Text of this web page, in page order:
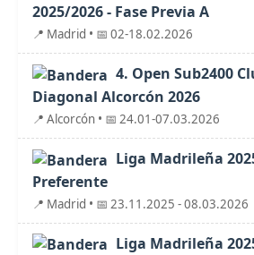
2025/2026 - Fase Previa A
📍 Madrid • 📅 02-18.02.2026
4. Open Sub2400
Diagonal Alcorcón 2026
📍 Alcorcón • 📅 24.01-07.03.2026
Liga Madrileña
Preferente
📍 Madrid • 📅 23.11.2025 - 08.03.2026
Liga Madrileña